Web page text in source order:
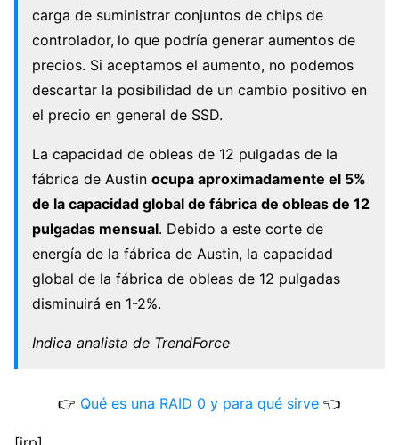
carga de suministrar conjuntos de chips de
controlador, lo que podría generar aumentos de
precios. Si aceptamos el aumento, no podemos
descartar la posibilidad de un cambio positivo en
el precio en general de SSD.
La capacidad de obleas de 12 pulgadas de la
fábrica de Austin ocupa aproximadamente el 5%
de la capacidad global de fábrica de obleas de 12
pulgadas mensual. Debido a este corte de
energía de la fábrica de Austin, la capacidad
global de la fábrica de obleas de 12 pulgadas
disminuirá en 1-2%.
Indica analista de TrendForce
👉 Qué es una RAID 0 y para qué sirve 👈